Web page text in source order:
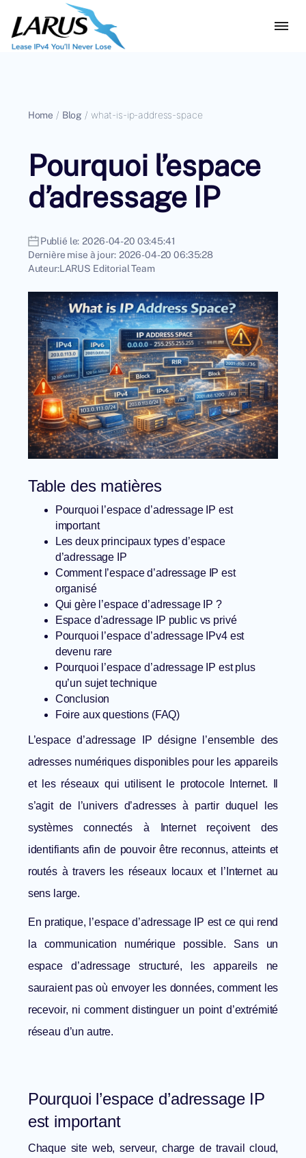
Home / Blog / what-is-ip-address-space
Pourquoi l’espace
d’adressage IP
Publié le: 2026-04-20 03:45:41
Dernière mise à jour: 2026-04-20 06:35:28
Auteur:LARUS Editorial Team
Table des matières
Pourquoi l’espace d’adressage IP est
important
Les deux principaux types d’espace
d’adressage IP
Comment l’espace d’adressage IP est
organisé
Qui gère l’espace d’adressage IP ?
Espace d’adressage IP public vs privé
Pourquoi l’espace d’adressage IPv4 est
devenu rare
Pourquoi l’espace d’adressage IP est plus
qu’un sujet technique
Conclusion
Foire aux questions (FAQ)
L’espace d’adressage IP désigne l’ensemble des
adresses numériques disponibles pour les appareils
et les réseaux qui utilisent le protocole Internet. Il
s’agit de l’univers d’adresses à partir duquel les
systèmes connectés à Internet reçoivent des
identifiants afin de pouvoir être reconnus, atteints et
routés à travers les réseaux locaux et l’Internet au
sens large.
En pratique, l’espace d’adressage IP est ce qui rend
la communication numérique possible. Sans un
espace d’adressage structuré, les appareils ne
sauraient pas où envoyer les données, comment les
recevoir, ni comment distinguer un point d’extrémité
réseau d’un autre.
Pourquoi l’espace d’adressage IP
est important
Chaque site web, serveur, charge de travail cloud,